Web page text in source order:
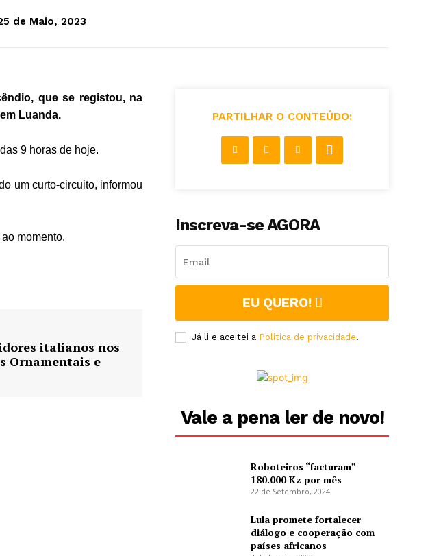
de Maio, 2023
que se registou, na
Luanda.
9 horas de hoje.
um curto-circuito, informou
momento.
italianos nos
Ornamentais e
PARTILHAR O CONTEÚDO:
Inscreva-se AGORA
EU QUERO!
Já li e aceitei a Política de privacidade.
Vale a pena ler de novo!
Roboteiros “facturam”
180.000 Kz por mês
22 de Setembro, 2024
Lula promete fortalecer
diálogo e cooperação com
países africanos